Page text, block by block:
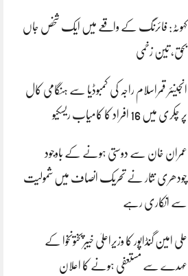
کہوٹہ: فائرنگ کے واقعے میں ایک شخص جاں
بحق، تین زخمی
انجینئر قمراسلام راجہ کی کمبوڈیا سے ہنگامی کال
پر چکری میں 16 افراد کا کامیاب ریسکیو
عمران خان سے دوستی ہونے کے باوجود
چودھری نثار نے تحریک انصاف میں شمولیت
سے انکاری رہے
علی امین گنڈاپور کا وزیراعلیٰ خیبرپختونخوا کے
عہدے سے مستعفی ہونے کا اعلان